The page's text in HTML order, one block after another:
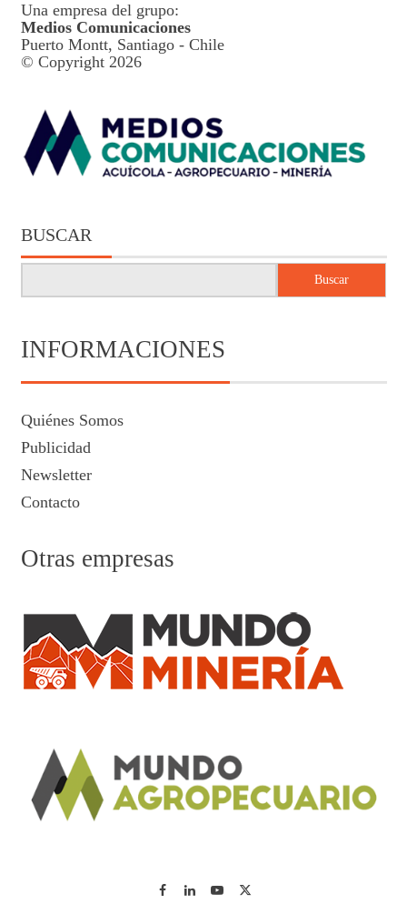
Una empresa del grupo:
Medios Comunicaciones
Puerto Montt, Santiago - Chile
© Copyright 2026
BUSCAR
Buscar
INFORMACIONES
Quiénes Somos
Publicidad
Newsletter
Contacto
Otras empresas